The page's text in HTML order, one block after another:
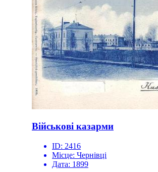
Військові казарми
ID: 2416
Місце: Чернівці
Дата: 1899